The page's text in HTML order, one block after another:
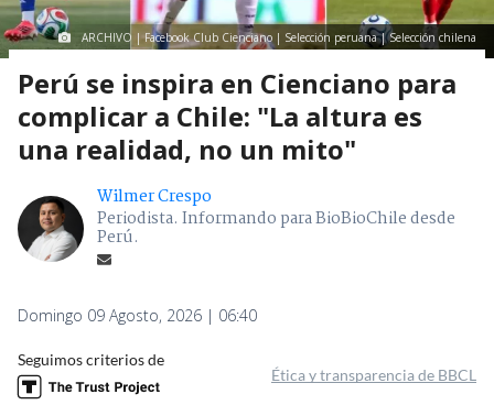
ARCHIVO | Facebook Club Cienciano | Selección peruana | Selección chilena
Perú se inspira en Cienciano para
complicar a Chile: "La altura es
una realidad, no un mito"
Wilmer Crespo
Periodista. Informando para BioBioChile desde
Perú.
Domingo 09 Agosto, 2026 | 06:40
Seguimos criterios de
Ética y transparencia de BBCL